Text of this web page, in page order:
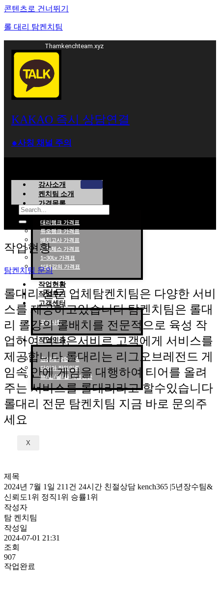
콘텐츠로 건너뛰기
롤 대리 탐켄치팀
Thamkenchteam.xyz
KAKAO 즉시 상담연결
⁕사칭 채널 주의
강사소개
켄치팀 소개
가격목록
대리랭크 가격표
듀오랭크 가격표
배치고사 가격표
롤토체스 가격표
1~30Lv 가격표
1대1강의 가격표
작업현황
작업후기
고객센터
공지사항
작업인증
천상계 작업인증
다이아 작업인증
브/실/골/플 작업인증
X
작업현황
탐켄치팀 문의
롤대리 전문 업체탐켄치팀은 다양한 서비
스를 제공하고있습니다 탐켄치팀은 롤대
리 롤강의 롤배치를 전문적으로 육성 작
업하여 더나은서비르 고객에게 서비스를
제공합니다 롤대리는 리그오브레전드 게
임속 안에 게임을 대행하여 티어를 올려
주는 서비스를 롤대리라고 할수있습니다
롤대리 전문 탐켄치팀 지금 바로 문의주
세요
제목
2024년 7월 1일 211건 24시간 친절상담 kench365 |5년장수팀&
신뢰도1위 정직1위 승률1위
작성자
탐 켄치팀
작성일
2024-07-01 21:31
조회
907
작업완료